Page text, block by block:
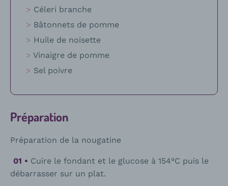
Céleri branche
Bâtonnets de pomme
Huile de noisette
Vinaigre de pomme
Sel poivre
Préparation
Préparation de la nougatine
Cuire le fondant et le glucose à 154°C puis le
débarrasser sur un plat.